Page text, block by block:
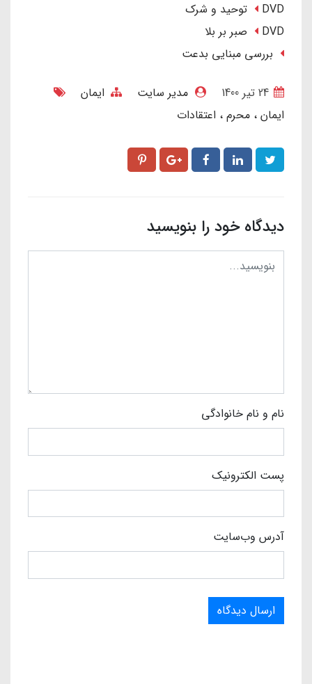
DVD توحید و شرک
DVD صبر بر بلا
بررسی مبنایی بدعت
مدیر سایت
ایمان
ایمان محرم اعتقادات
دیدگاه خود را بنویسید
نام و نام خانوادگی
پست الکترونیک
آدرس وب‌سایت
ارسال دیدگاه